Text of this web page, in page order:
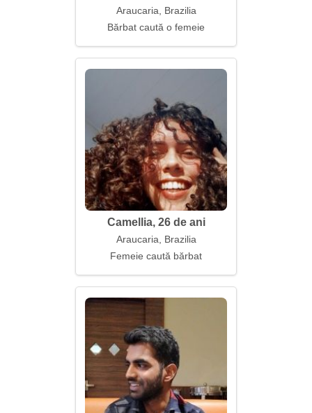
Araucaria, Brazilia
Bărbat caută o femeie
Camellia, 26 de ani
Araucaria, Brazilia
Femeie caută bărbat